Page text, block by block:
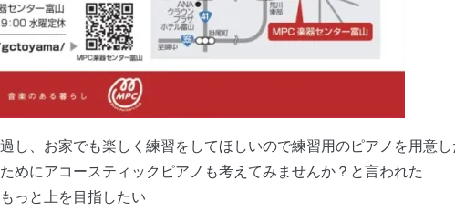
し、お家でも楽しく練習をしてほしいので練習用のピアノを用意
めにアコースティックピアノも考えてみませんか？と言われた
っと上を目指したい